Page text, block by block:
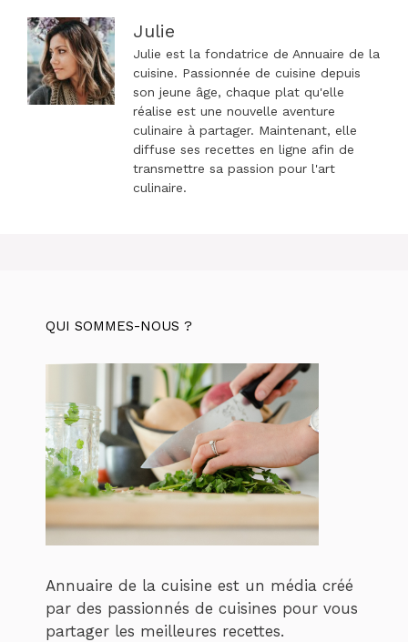
Julie
Julie est la fondatrice de Annuaire de la
cuisine. Passionnée de cuisine depuis
son jeune âge, chaque plat qu'elle
réalise est une nouvelle aventure
culinaire à partager. Maintenant, elle
diffuse ses recettes en ligne afin de
transmettre sa passion pour l'art
culinaire.
QUI SOMMES-NOUS ?
Annuaire de la cuisine est un média créé
par des passionnés de cuisines pour vous
partager les meilleures recettes.